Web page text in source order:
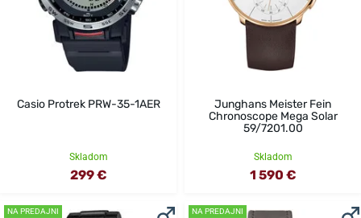
Casio Protrek PRW-35-1AER
Skladom
299 €
Junghans Meister Fein
Chronoscope Mega Solar
59/7201.00
Skladom
1 590 €
NA PREDAJNI NA PREDAJNI